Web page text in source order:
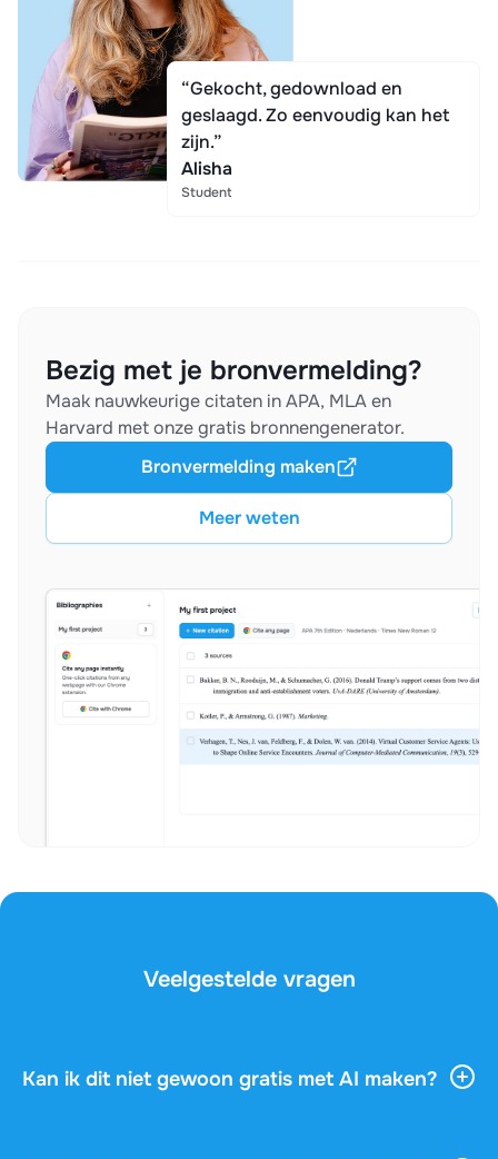
“Gekocht, gedownload en
geslaagd. Zo eenvoudig kan het
zijn.”
Alisha
Student
Bezig met je bronvermelding?
Maak nauwkeurige citaten in APA, MLA en
Harvard met onze gratis bronnengenerator.
Meer weten
Bronvermelding maken
Veelgestelde vragen
Kan ik dit niet gewoon gratis met AI maken?